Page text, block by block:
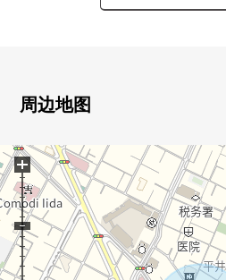
▼周边环境
・到Mybasket平井1丁目商店步行
・到小松川图书馆步行3分钟(约
・到小松川1000部樱步行9分钟(约
■在找想要的家方面给予帮助
房源的详细、需讨论是如有意向
周边地图
+